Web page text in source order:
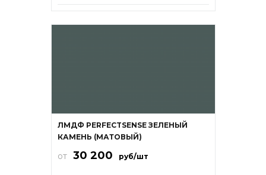
ЛМДФ PERFECTSENSE ЗЕЛЕНЫЙ
КАМЕНЬ (МАТОВЫЙ)
от 30 200 руб/шт